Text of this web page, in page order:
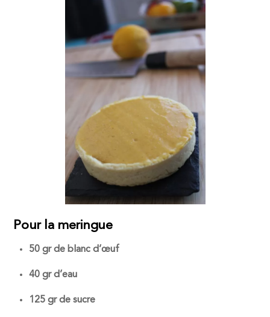
Pour la meringue
50 gr de blanc d’œuf
40 gr d’eau
125 gr de sucre